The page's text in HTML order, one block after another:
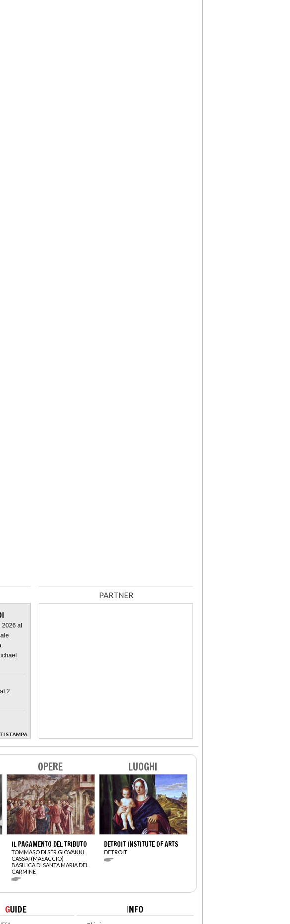
2026 al
2
STAMPA
PARTNER
OPERE
IL PAGAMENTO DEL TRIBUTO
TOMMASO DI SER GIOVANNI
CASSAI (MASACCIO)
BASILICA DI SANTA MARIA DEL
CARMINE
LUOGHI
DETROIT INSTITUTE OF ARTS
DETROIT
GUIDE INFO